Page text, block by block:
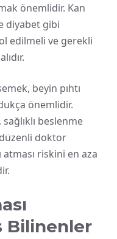
önemlidir. Kan
diyabet gibi
edilmeli ve gerekli
beyin pıhtı
önemlidir.
beslenme
düzenli doktor
atması riskini en aza
Bilinenler